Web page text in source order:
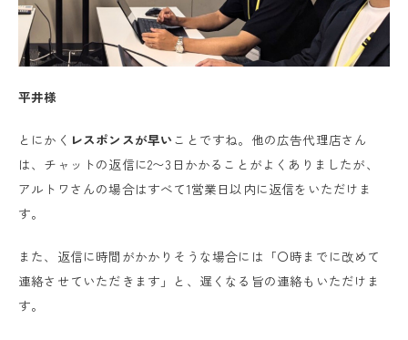
平井様
とにかく レスポンスが早い ことですね。他の広告代理店さん
は、チャットの返信に2〜3日かかることがよくありましたが、
アルトワさんの場合はすべて1営業日以内に返信をいただけま
す。
また、返信に時間がかかりそうな場合には「〇時までに改めて
連絡させていただきます」と、遅くなる旨の連絡もいただけま
す。